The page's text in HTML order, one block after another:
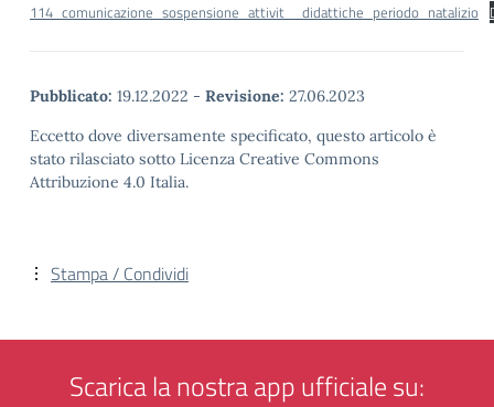
114_comunicazione_sospensione_attivit__didattiche_periodo_natalizio
Pubblicato: 19.12.2022 - Revisione: 27.06.2023
Eccetto dove diversamente specificato, questo articolo è
stato rilasciato sotto Licenza Creative Commons
Attribuzione 4.0 Italia.
Stampa / Condividi
Scarica la nostra app ufficiale su: